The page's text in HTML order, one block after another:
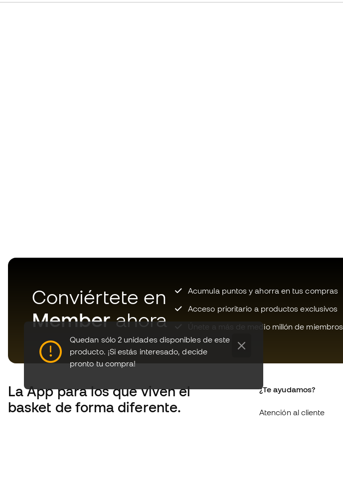
Quedan sólo 2 unidades disponibles de este
producto. ¡Si estás interesado, decide
pronto tu compra!
Conviértete en
Member ahora
Acumula puntos y ahorra en tus compras
Acceso prioritario a productos exclusivos
Únete a más de medio millón de miembros
La Apppara los que viven el
basket de forma diferente.
¿Te ayudamos?
Atención al cliente